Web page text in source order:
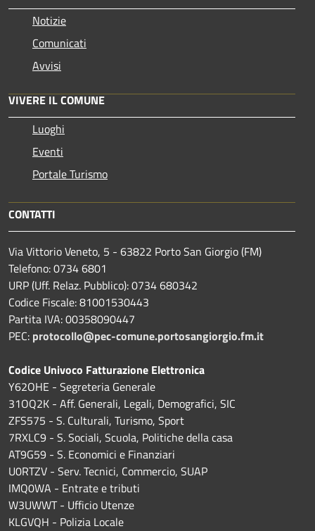
Notizie
Comunicati
Avvisi
VIVERE IL COMUNE
Luoghi
Eventi
Portale Turismo
CONTATTI
Via Vittorio Veneto, 5 - 63822 Porto San Giorgio (FM)
Telefono: 0734 6801
URP (Uff. Relaz. Pubblico): 0734 680342
Codice Fiscale: 81001530443
Partita IVA: 00358090447
PEC: protocollo@pec-comune.portosangiorgio.fm.it
Codice Univoco Fatturazione Elettronica
Y62OHE - Segreteria Generale
31OQ2K - Aff. Generali, Legali, Demografici, SIC
ZFS575 - S. Culturali, Turismo, Sport
7RXLC9 - S. Sociali, Scuola, Politiche della casa
AT9G59 - S. Economici e Finanziari
U0RTZV - Serv. Tecnici, Commercio, SUAP
IMQ0WA - Entrate e tributi
W3UWWT - Ufficio Utenze
KLGVQH - Polizia Locale